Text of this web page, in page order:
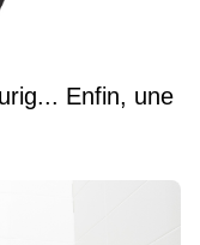
Enfin, une